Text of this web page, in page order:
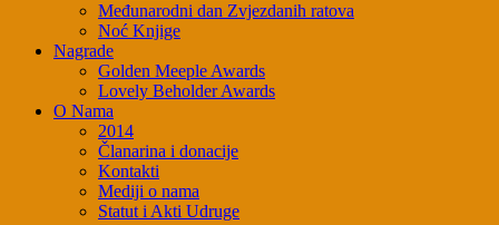
Međunarodni dan Zvjezdanih ratova
Noć Knjige
Nagrade
Golden Meeple Awards
Lovely Beholder Awards
O Nama
2014
Članarina i donacije
Kontakti
Mediji o nama
Statut i Akti Udruge